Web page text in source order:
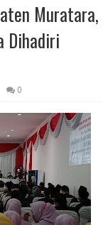
Muratara,
Dihadiri
0